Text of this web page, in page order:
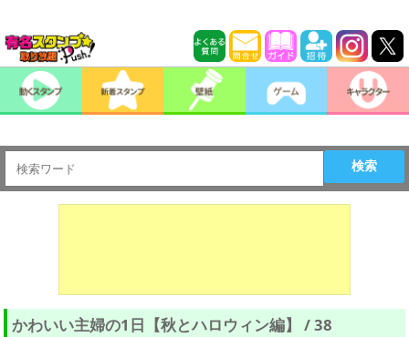
検索
かわいい主婦の1日【秋とハロウィン編】 / 38